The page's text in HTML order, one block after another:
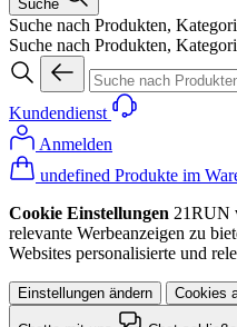
Suche
Suche nach Produkten,
Suche nach Produkten,
Kundendienst
Anmelden
undefined Produkte im
Cookie Einstellungen 21RUN
relevante Werbeanzeigen zu
Websites personalisierte und
Einstellungen ändern Cookies